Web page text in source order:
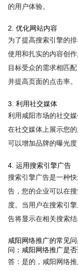
的用户体验。
2. 优化网站内容
为了提高搜索引擎的
使用和扎实的内容创
目标受众的需求相匹
并提高页面的点击率。
3. 利用社交媒体
利用咸阳市场的社交
在社交媒体上展示您
可以增加品牌的曝光
4. 运用搜索引擎广告
搜索引擎广告是一种
告，您的企业可以在
度。当用户在搜索引
告将显示在相关搜索结
咸阳网络推广的常见
问：咸阳网络推广是
答：是的，咸阳网络